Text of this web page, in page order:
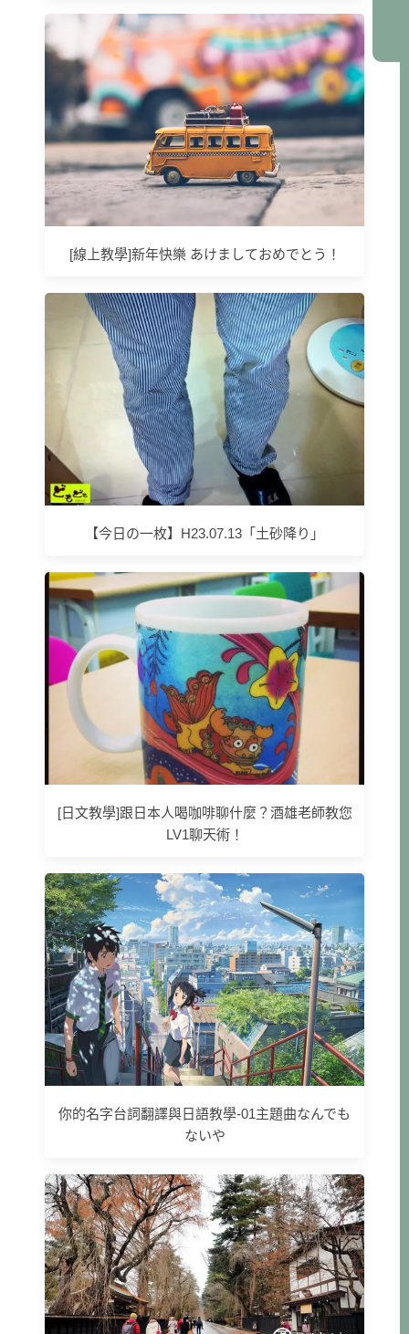
[線上教學]新年快樂 あけましておめでとう！
【今日の一枚】H23.07.13「土砂降り」
[日文教學]跟日本人喝咖啡聊什麼？酒雄老師教您
LV1聊天術！
你的名字台詞翻譯與日語教學-01主題曲なんでも
ないや